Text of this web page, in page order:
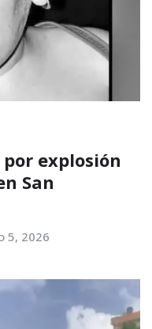
explosión
San
5, 2026